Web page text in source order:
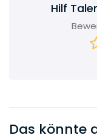
Hilf
Das könnte